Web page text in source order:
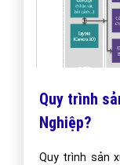
Quy trình
Nghiệp?
Quy trình sản